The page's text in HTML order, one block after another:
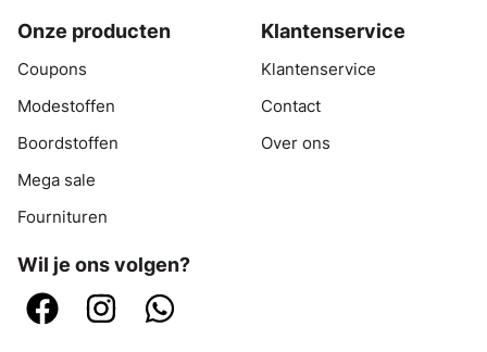
Onze producten
Coupons
Modestoffen
Boordstoffen
Mega sale
Fournituren
Klantenservice
Klantenservice
Contact
Over ons
Wil je ons volgen?